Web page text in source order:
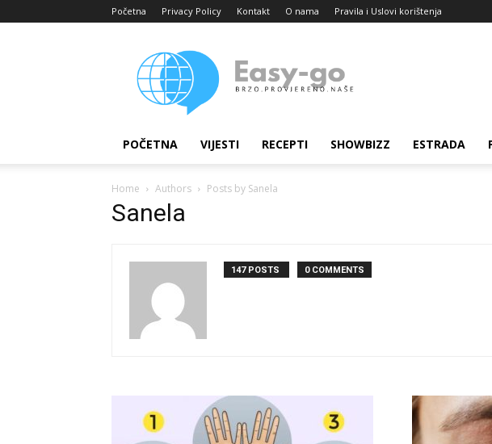
Početna Privacy Policy Kontakt O nama Pravila i Uslovi korištenja
portal
POČETNA VIJESTI RECEPTI SHOWBIZZ ESTRADA
Home Authors Posts by Sanela
Sanela
147 POSTS 0 COMMENTS